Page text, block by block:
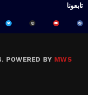
تابعونا
POWERED BY MWS